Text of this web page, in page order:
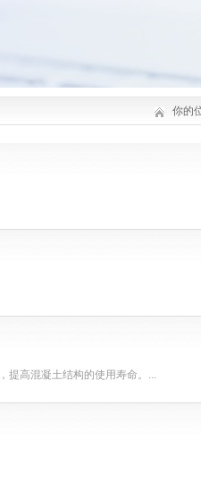
你的
提高混凝土结构的使用寿命。...